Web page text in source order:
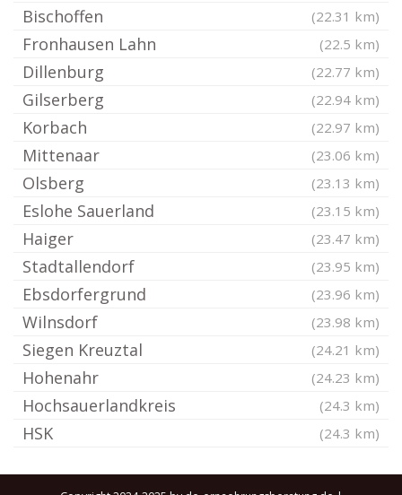
Bischoffen (22.31 km)
Fronhausen Lahn (22.5 km)
Dillenburg (22.77 km)
Gilserberg (22.94 km)
Korbach (22.97 km)
Mittenaar (23.06 km)
Olsberg (23.13 km)
Eslohe Sauerland (23.15 km)
Haiger (23.47 km)
Stadtallendorf (23.95 km)
Ebsdorfergrund (23.96 km)
Wilnsdorf (23.98 km)
Siegen Kreuztal (24.21 km)
Hohenahr (24.23 km)
Hochsauerlandkreis (24.3 km)
HSK (24.3 km)